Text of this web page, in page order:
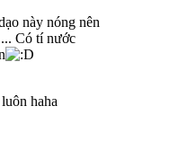
này nóng nên
Có tí nước
haha